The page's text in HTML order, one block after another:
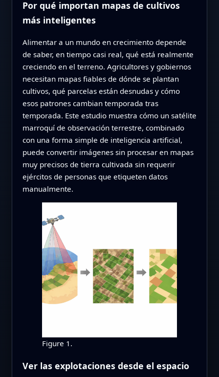
Por qué importan mapas de cultivos
más inteligentes
Alimentar a un mundo en crecimiento depende
de saber, en tiempo casi real, qué está realmente
creciendo en el terreno. Agricultores y gobiernos
necesitan mapas fiables de dónde se plantan
cultivos, qué parcelas están desnudas y cómo
esos patrones cambian temporada tras
temporada. Este estudio muestra cómo un satélite
marroquí de observación terrestre, combinado
con una forma simple de inteligencia artificial,
puede convertir imágenes sin procesar en mapas
muy precisos de tierra cultivada sin requerir
ejércitos de personas que etiqueten datos
manualmente.
Figure 1.
Ver las explotaciones desde el espacio